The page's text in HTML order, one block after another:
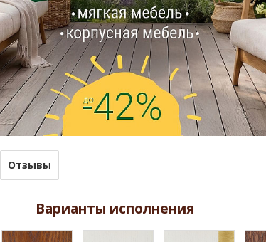
Отзывы
Варианты исполнения